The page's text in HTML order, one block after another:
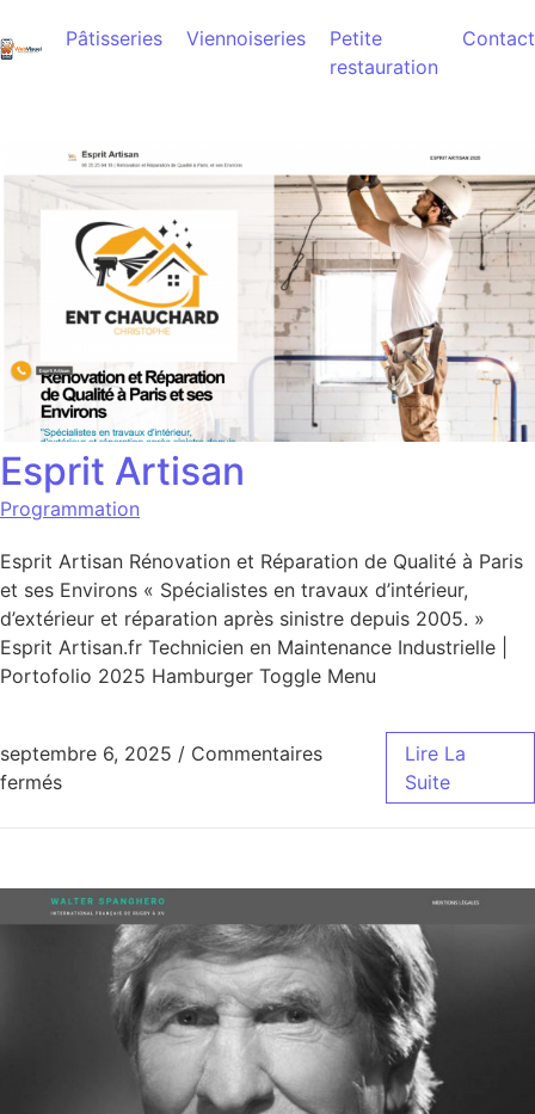
Pâtisseries
Viennoiseries
Petite
restauration
Contact
Esprit Artisan
Programmation
Esprit Artisan Rénovation et Réparation de Qualité à Paris
et ses Environs « Spécialistes en travaux d’intérieur,
d’extérieur et réparation après sinistre depuis 2005. »
Esprit Artisan.fr Technicien en Maintenance Industrielle |
Portofolio 2025 Hamburger Toggle Menu
septembre 6, 2025 / Commentaires
ferméssur Esprit Artisan
Lire La
Suite